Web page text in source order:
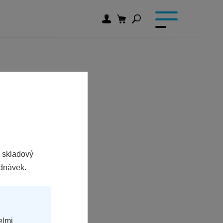
skladový